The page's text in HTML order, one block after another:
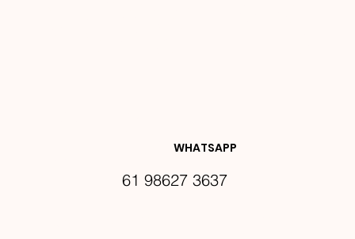
DES E
WHATSAPP
61 98627 3637